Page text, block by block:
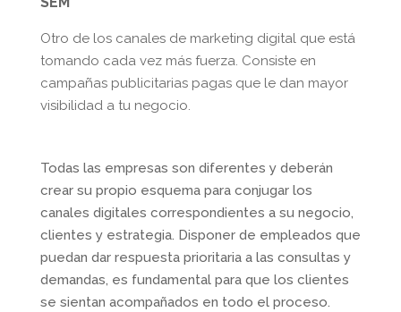
Otro de los canales de marketing digital que está
tomando cada vez más fuerza. Consiste en
campañas publicitarias pagas que le dan mayor
visibilidad a tu negocio.
Todas las empresas son diferentes y deberán
crear su propio esquema para conjugar los
canales digitales correspondientes a su negocio,
clientes y estrategia. Disponer de empleados que
puedan dar respuesta prioritaria a las consultas y
demandas, es fundamental para que los clientes
se sientan acompañados en todo el proceso.